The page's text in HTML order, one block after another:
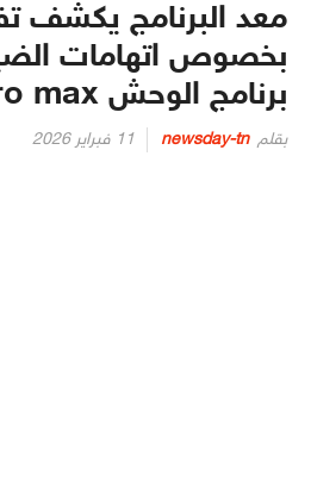
معد البرنامج يكشف
بخصوص اتهامات
برنامج الوحش pro max
بقلم newsday-tn
Posted
11 فبراير 2026